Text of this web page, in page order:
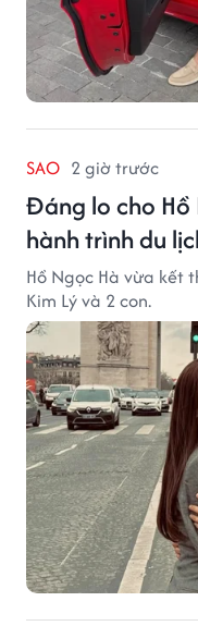
SAO 2 giờ trước
Đáng lo cho Hồ
hành trình du
Hồ Ngọc Hà vừa kết
Kim Lý và 2 con.